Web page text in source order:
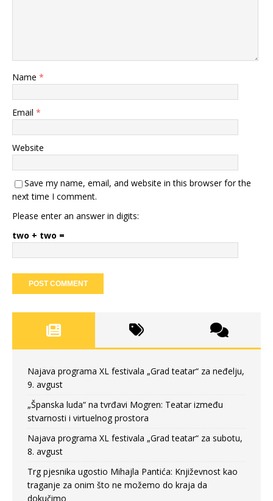
Name *
Email *
Website
Save my name, email, and website in this browser for the
next time I comment.
Please enter an answer in digits:
two + two =
Najava programa XL festivala „Grad teatar“ za neđelju,
9. avgust
„Španska luda“ na tvrđavi Mogren: Teatar između
stvarnosti i virtuelnog prostora
Najava programa XL festivala „Grad teatar“ za subotu,
8. avgust
Trg pjesnika ugostio Mihajla Pantića: Književnost kao
traganje za onim što ne možemo do kraja da
dokučimo